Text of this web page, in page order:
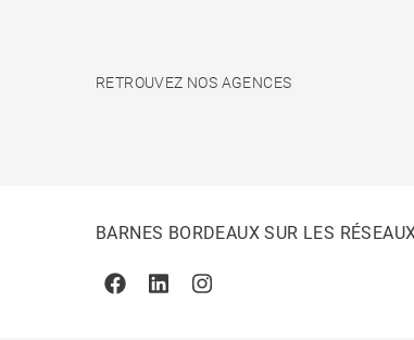
RETROUVEZ NOS AGENCES
BARNES BORDEAUX SUR LES
FacebookLinkedinInstagram